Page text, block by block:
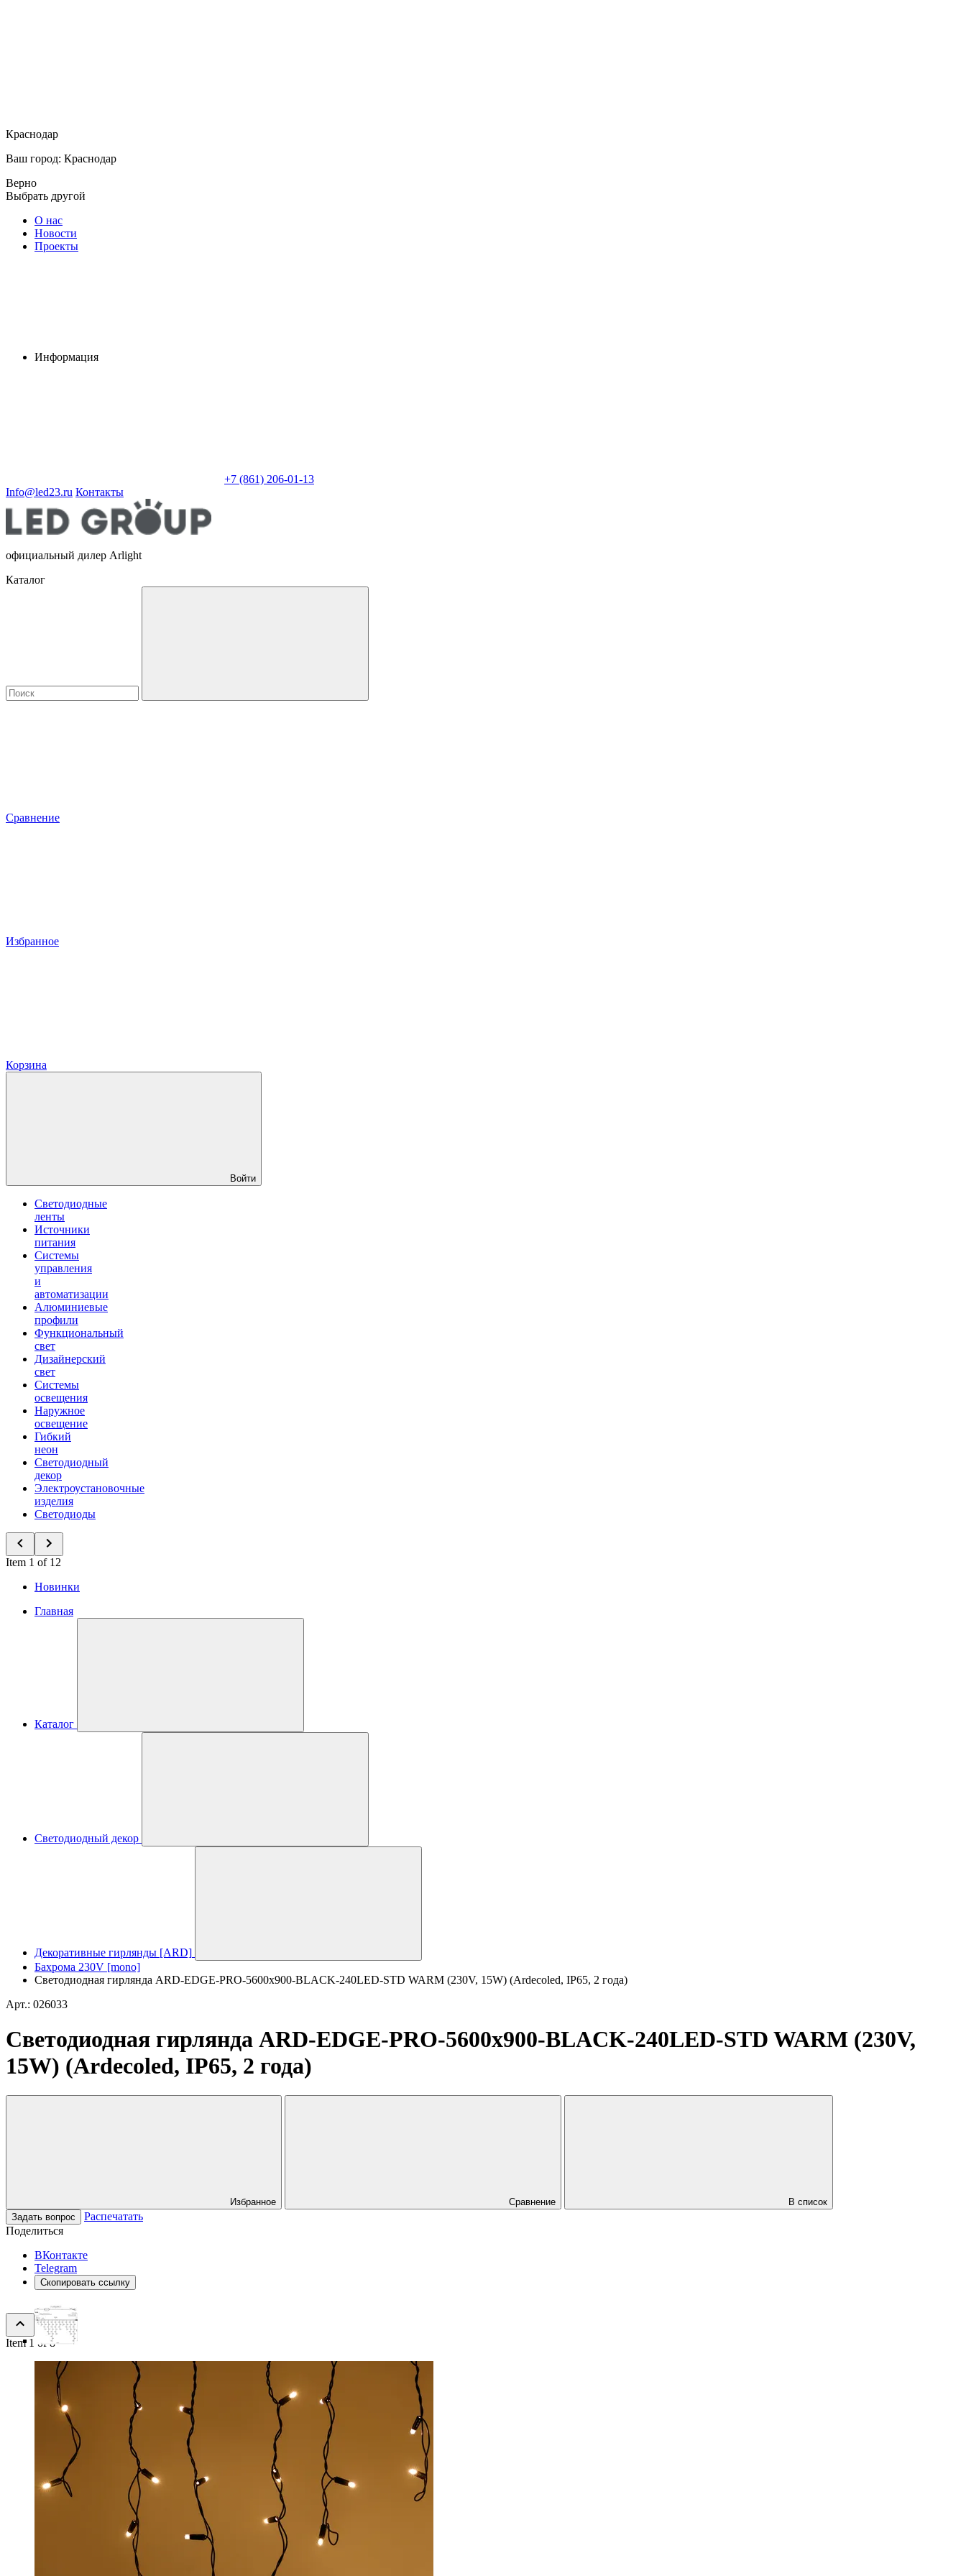
Краснодар
Ваш город: Краснодар
Верно
Выбрать другой
О нас
Новости
Проекты
Информация
+7 (861) 206-01-13
Info@led23.ru Контакты
официальный дилер Arlight
Каталог
Сравнение
Избранное
Корзина
Войти
Светодиодные
ленты
Источники
питания
Системы
управления
и
автоматизации
Алюминиевые
профили
Функциональный
свет
Дизайнерский
свет
Системы
освещения
Наружное
освещение
Гибкий
неон
Светодиодный
декор
Электроустановочные
изделия
Светодиоды
Item 1 of 12
Новинки
Главная
Каталог
Светодиодный декор
Декоративные гирлянды [ARD]
Бахрома 230V [mono]
Светодиодная гирлянда ARD-EDGE-PRO-5600x900-BLACK-240LED-STD WARM (230V, 15W) (Ardecoled, IP65, 2 года)
Арт.: 026033
Светодиодная гирлянда ARD-EDGE-PRO-5600x900-BLACK-240LED-STD WARM (230V,
15W) (Ardecoled, IP65, 2 года)
Избранное Сравнение
В список
Задать вопрос
Распечатать
Поделиться
ВКонтакте
Telegram
Скопировать ссылку
Item 1 of 8